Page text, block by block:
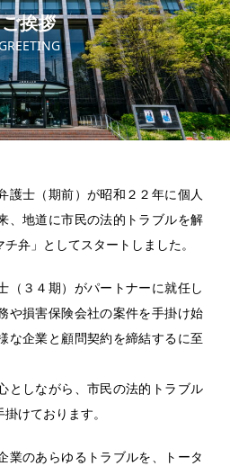
ご挨拶
護士（期前）が昭和２２年に個人
、地道に市民の法的トラブルを解
弁」としてスタートしました。
（３４期）がパートナーに就任し
や損害保険会社の案件を手掛け始
な企業と顧問契約を締結するに至
としながら、市民の法的トラブル
けております。
業のあらゆるトラブルを、トータ